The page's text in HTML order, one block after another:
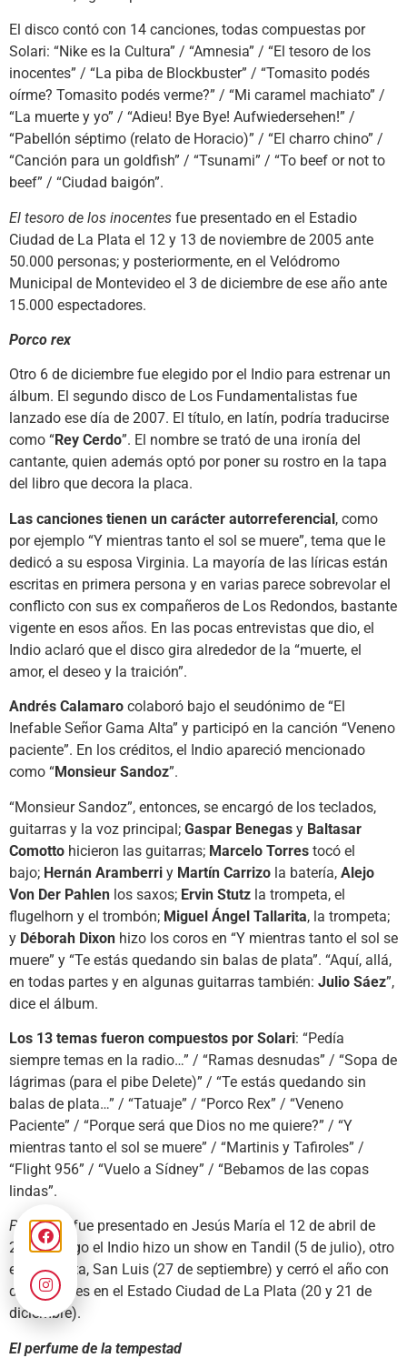
El disco contó con 14 canciones, todas compuestas por
Solari: “Nike es la Cultura” / “Amnesia” / “El tesoro de los
inocentes” / “La piba de Blockbuster” / “Tomasito podés
oírme? Tomasito podés verme?” / “Mi caramel machiato” /
“La muerte y yo” / “Adieu! Bye Bye! Aufwiedersehen!” /
“Pabellón séptimo (relato de Horacio)” / “El charro chino” /
“Canción para un goldfish” / “Tsunami” / “To beef or not to
beef” / “Ciudad baigón”.
El tesoro de los inocentes fue presentado en el Estadio
Ciudad de La Plata el 12 y 13 de noviembre de 2005 ante
50.000 personas; y posteriormente, en el Velódromo
Municipal de Montevideo el 3 de diciembre de ese año ante
15.000 espectadores.
Porco rex
Otro 6 de diciembre fue elegido por el Indio para estrenar un
álbum. El segundo disco de Los Fundamentalistas fue
lanzado ese día de 2007. El título, en latín, podría traducirse
como “Rey Cerdo”. El nombre se trató de una ironía del
cantante, quien además optó por poner su rostro en la tapa
del libro que decora la placa.
Las canciones tienen un carácter autorreferencial, como
por ejemplo “Y mientras tanto el sol se muere”, tema que le
dedicó a su esposa Virginia. La mayoría de las líricas están
escritas en primera persona y en varias parece sobrevolar el
conflicto con sus ex compañeros de Los Redondos, bastante
vigente en esos años. En las pocas entrevistas que dio, el
Indio aclaró que el disco gira alrededor de la “muerte, el
amor, el deseo y la traición”.
Andrés Calamaro colaboró bajo el seudónimo de “El
Inefable Señor Gama Alta” y participó en la canción “Veneno
paciente”. En los créditos, el Indio apareció mencionado
como “Monsieur Sandoz”.
“Monsieur Sandoz”, entonces, se encargó de los teclados,
guitarras y la voz principal; Gaspar Benegas y Baltasar
Comotto hicieron las guitarras; Marcelo Torres tocó el
bajo; Hernán Aramberri y Martín Carrizo la batería, Alejo
Von Der Pahlen los saxos; Ervin Stutz la trompeta, el
flugelhorn y el trombón; Miguel Ángel Tallarita, la trompeta;
y Déborah Dixon hizo los coros en “Y mientras tanto el sol se
muere” y “Te estás quedando sin balas de plata”. “Aquí, allá,
en todas partes y en algunas guitarras también: Julio Sáez”,
dice el álbum.
Los 13 temas fueron compuestos por Solari: “Pedía
siempre temas en la radio…” / “Ramas desnudas” / “Sopa de
lágrimas (para el pibe Delete)” / “Te estás quedando sin
balas de plata…” / “Tatuaje” / “Porco Rex” / “Veneno
Paciente” / “Porque será que Dios no me quiere?” / “Y
mientras tanto el sol se muere” / “Martinis y Tafiroles” /
“Flight 956” / “Vuelo a Sídney” / “Bebamos de las copas
lindas”.
Porco rex
fue presentado en Jesús María el 12 de abril de
2008. Luego el Indio hizo un show en Tandil (5 de julio), otro
en La Punta, San Luis (27 de septiembre) y cerró el año con
dos recitales en el Estado Ciudad de La Plata (20 y 21 de
diciembre).
El perfume de la tempestad